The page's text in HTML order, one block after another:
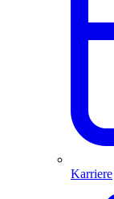
Karriere